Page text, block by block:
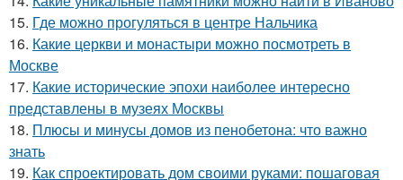
15. Где можно прогуляться в центре Нальчика
16. Какие церкви и монастыри можно посмотреть в
Москве
17. Какие исторические эпохи наиболее интересно
представлены в музеях Москвы
18. Плюсы и минусы домов из пенобетона: что важно
знать
19. Как спроектировать дом своими руками: пошаговая